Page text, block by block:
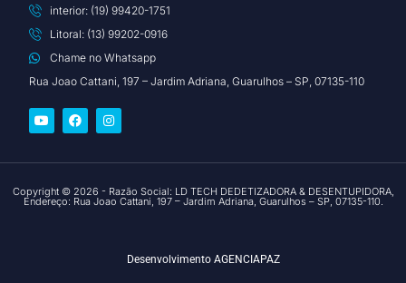
interior: (19) 99420-1751
Litoral: (13) 99202-0916
Chame no Whatsapp
Rua Joao Cattani, 197 – Jardim Adriana, Guarulhos – SP, 07135-110
Copyright © 2026 - Razão Social: LD TECH DEDETIZADORA & DESENTUPIDORA,
Endereço: Rua Joao Cattani, 197 – Jardim Adriana, Guarulhos – SP, 07135-110.
Desenvolvimento AGENCIAPAZ